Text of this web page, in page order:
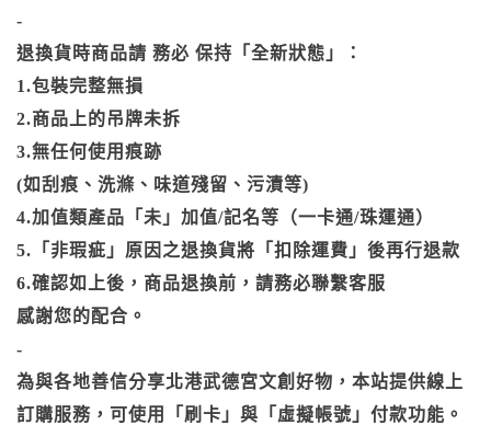
-
退換貨時商品請 務必 保持「全新狀態」：
1.包裝完整無損
2.商品上的吊牌未拆
3.無任何使用痕跡
(如刮痕、洗滌、味道殘留、污漬等)
4.加值類產品「未」加值/記名等（一卡通/珠運通）
5.「非瑕疵」原因之退換貨將「扣除運費」後再行退款
6.確認如上後，商品退換前，請務必聯繫客服
感謝您的配合。
-
為與各地善信分享北港武德宮文創好物，本站提供線上
訂購服務，可使用「刷卡」與「虛擬帳號」付款功能。